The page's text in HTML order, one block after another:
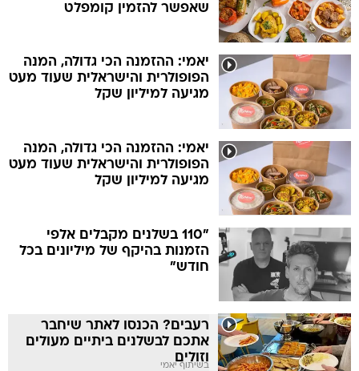
שאפשר להזמין קומפלט
יאמי: ההזמנה הכי גדולה, המנה
הפופולרית והישראלית שעוד מעט
מגיעה למיליון שקל
יאמי: ההזמנה הכי גדולה, המנה
הפופולרית והישראלית שעוד מעט
מגיעה למיליון שקל
"110 בשלנים מקבלים אלפי
הזמנות בהיקף של מיליונים בכל
חודש"
רעבים? הכנסו לאתר שיחבר
אתכם לבשלנים ביתיים מעולים
וזולים
בשיתוף יאמי